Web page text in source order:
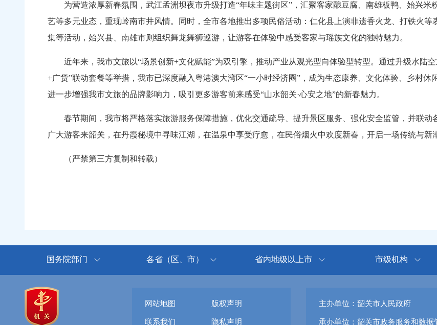
为营造浓厚新春氛围，武江孟洲坝夜市升级打造“年味主题街区”，汇聚客家酿豆腐、南雄板鸭、始兴米
艺等多元业态，重现岭南市井风情。同时，全市各地推出多项民俗活动：仁化县上演非遗香火龙、打铁火
集等活动，始兴县、南雄市则组织舞龙舞狮巡游，让游客在体验中感受客家与瑶族文化的独特魅力。
近年来，我市文旅以“场景创新+文化赋能”为双引擎，推动产业从观光型向体验型转型。通过升级水陆空
+广货”联动套餐等举措，我市已深度融入粤港澳大湾区“一小时经济圈”，成为生态康养、文化体验、乡村
进一步增强我市文旅的品牌影响力，吸引更多游客前来感受“山水韶关·心安之地”的新春魅力。
春节期间，我市将严格落实旅游服务保障措施，优化交通疏导、提升景区服务、强化安全监管，并联动
广大游客来韶关，在丹霞秘境中寻味江湖，在温泉中享受疗愈，在民俗烟火中欢度新春，开启一场传统与新
（严禁第三方复制和转载）
国务院部门 各省（区、市） 省内地级以上市 市级机构
网站地图 版权声明
联系我们 隐私声明
主办单位：韶关市人民政府
承办单位：韶关市政务服务和数据